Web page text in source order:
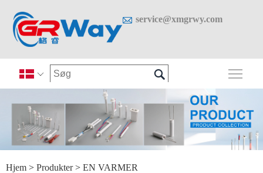
 service@xmgrwy.com
 
Hjem > Produkter > EN VARMER